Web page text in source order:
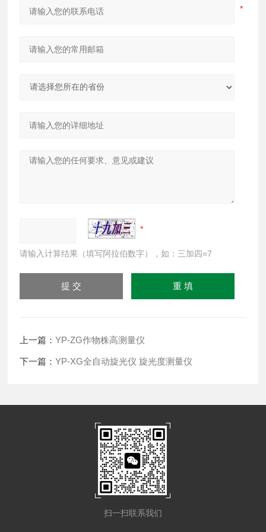
请输入计算结果（填写阿拉伯数字），如：三加四=7
上一篇：YP-ZG作物株高测量仪
下一篇：YP-XG全自动旋光仪 旋光度测量仪
扫一扫联系我们